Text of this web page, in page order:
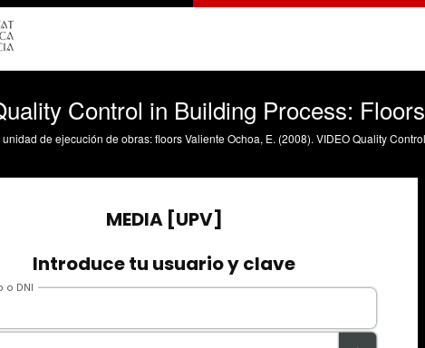
Control in Building Process: Floors